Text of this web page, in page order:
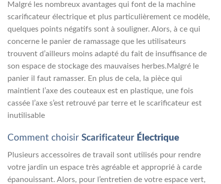
Malgré les nombreux avantages qui font de la machine
scarificateur électrique et plus particulièrement ce modèle,
quelques points négatifs sont à souligner. Alors, à ce qui
concerne le panier de ramassage que les utilisateurs
trouvent d’ailleurs moins adapté du fait de insuffisance de
son espace de stockage des mauvaises herbes.Malgré le
panier il faut ramasser. En plus de cela, la pièce qui
maintient l’axe des couteaux est en plastique, une fois
cassée l’axe s’est retrouvé par terre et le scarificateur est
inutilisable
Comment choisir Scarificateur Électrique
Plusieurs accessoires de travail sont utilisés pour rendre
votre jardin un espace très agréable et approprié à carde
épanouissant. Alors, pour l’entretien de votre espace vert,